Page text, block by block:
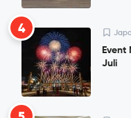
4
Event
Juli